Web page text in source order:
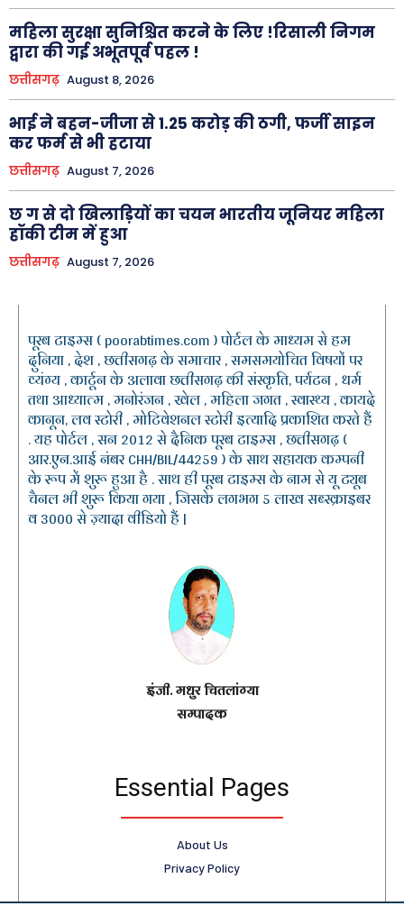
महिला सुरक्षा सुनिश्चित करने के लिए !रिसाली निगम
द्वारा की गई अभूतपूर्व पहल !
छत्तीसगढ़ August 8, 2026
भाई ने बहन-जीजा से 1.25 करोड़ की ठगी, फर्जी साइन
कर फर्म से भी हटाया
छत्तीसगढ़ August 7, 2026
छ ग से दो खिलाड़ियों का चयन भारतीय जूनियर महिला
हॉकी टीम में हुआ
छत्तीसगढ़ August 7, 2026
पूरब टाइम्स ( poorabtimes.com ) पोर्टल के माध्यम से हम
दुनिया , देश , छत्तीसगढ़ के समाचार , समसमयोचित विषयों पर
व्यंग्य , कार्टून के अलावा छत्तीसगढ़ की संस्कृति, पर्यटन , धर्म
तथा आध्यात्म , मनोरंजन , खेल , महिला जगत , स्वास्थ्य , कायदे
कानून, लव स्टोरी , मोटिवेशनल स्टोरी इत्यादि प्रकाशित करते हैं
. यह पोर्टल , सन 2012 से दैनिक पूरब टाइम्स , छत्तीसगढ़ (
आर.एन.आई नंबर CHH/BIL/44259 ) के साथ सहायक कम्पनी
के रूप में शुरू हुआ है . साथ ही पूरब टाइम्स के नाम से यू ट्यूब
चैनल भी शुरू किया गया , जिसके लगभग 5 लाख सब्स्क्राइबर
व 3000 से ज़्यादा वीडियो हैं |
इंजी. मधुर चितलांग्या
सम्पादक
Essential Pages
About Us
Privacy Policy